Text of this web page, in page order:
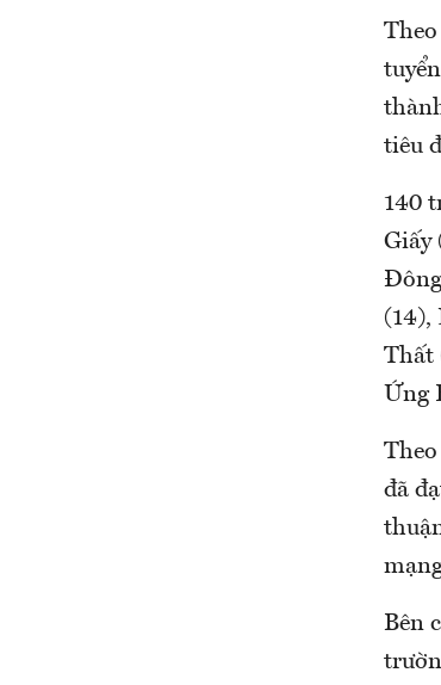
tiêu
140
Giấy
(14),
Thất
Ứng
đã
Bên